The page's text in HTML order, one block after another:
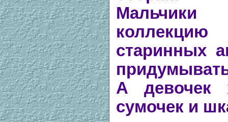
старинных
А девочек
сумочек и